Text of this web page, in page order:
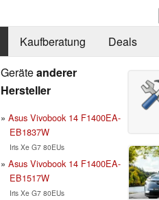
Kaufberatung Deals
Geräteanderer
Hersteller
Asus Vivobook 14 F1400EA-
EB1837W
Iris Xe G7 80EUs
Asus Vivobook 14 F1400EA-
EB1517W
Iris Xe G7 80EUs